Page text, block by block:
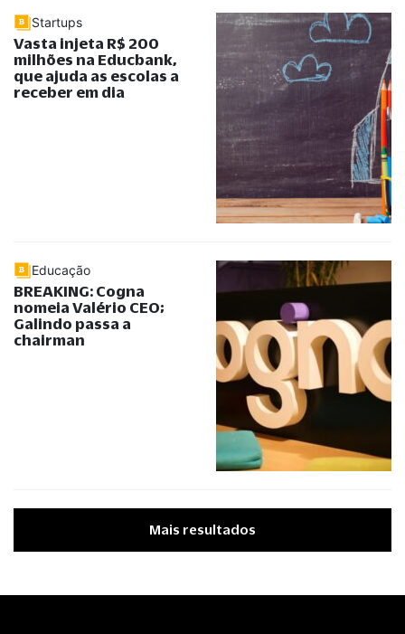
Startups
Vasta injeta R$ 200
milhões na Educbank,
que ajuda as escolas a
receber em dia
Educação
BREAKING: Cogna
nomeia Valério CEO;
Galindo passa a
chairman
Mais resultados